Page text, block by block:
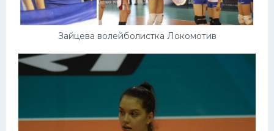
Зайцева волейболистка Локомотив